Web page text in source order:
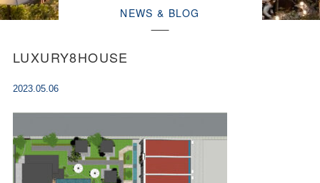
NEWS & BLOG
LUXURY8HOUSE
2023.05.06